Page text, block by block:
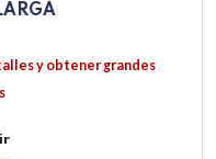
y obtener grandes